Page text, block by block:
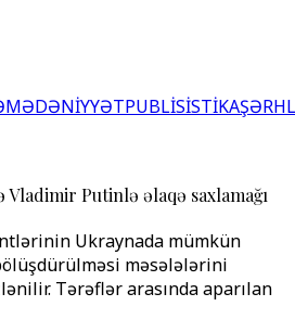
MƏDƏNİYYƏTPUBLİSİSTİKA
Putinlə əlaqə saxlamağı
Ukraynada mümkün
məsələlərini
Tərəflər arasında aparılan